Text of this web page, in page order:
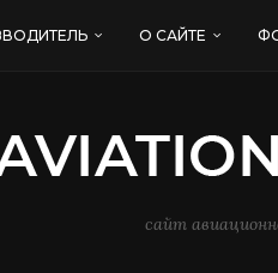
О САЙТЕ
сайт